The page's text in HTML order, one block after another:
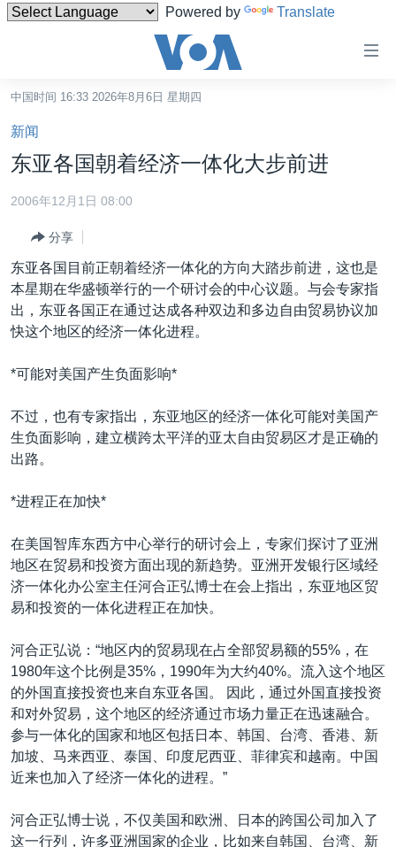
Powered by Translate
碍
链
接
跳
转
到
航
转
港澳
国际
最新国际新闻
印太
中东
非洲
美洲
全球议题
分类新闻
经济·金融·贸易
人权·法律·宗教
军事
劳工
环境
美中关系
热点专题
国会报道
美中关系
美国建国250周年
美国之音专访
重要讲话与声明
南中国海争端
关注西藏
关注新疆
GEN Z 看美国
VOA今日焦点
中文广播
中国时间 16:33 2026年8月6日 星期四
新闻
东亚各国朝着经济一体化大步前进
2006年12月1日 08:00
分享
东亚各国目前正朝着经济一体化的方向大踏步前进，这也是
本星期在华盛顿举行的一个研讨会的中心议题。与会专家指
出，东亚各国正在通过达成各种双边和多边自由贸易协议加
快这个地区的经济一体化进程。
*可能对美国产生负面影响*
不过，也有专家指出，东亚地区的经济一体化可能对美国产
生负面影响，建立横跨太平洋的亚太自由贸易区才是正确的
出路。
*进程正在加快*
在美国智库东西方中心举行的研讨会上，专家们探讨了亚洲
地区在贸易和投资方面出现的新趋势。亚洲开发银行区域经
济一体化办公室主任河合正弘博士在会上指出，东亚地区贸
易和投资的一体化进程正在加快。
河合正弘说：“地区内的贸易现在占全部贸易额的55%，在
1980年这个比例是35%，1990年为大约40%。流入这个地区
的外国直接投资也来自东亚各国。 因此，通过外国直接投资
和对外贸易，这个地区的经济通过市场力量正在迅速融合。
参与一体化的国家和地区包括日本、韩国、台湾、香港、新
加坡、马来西亚、泰国、印度尼西亚、菲律宾和越南。中国
近来也加入了经济一体化的进程。”
河合正弘博士说，不仅美国和欧洲、日本的跨国公司加入了
这一行列，许多亚洲国家的企业，比如来自韩国、台湾、新